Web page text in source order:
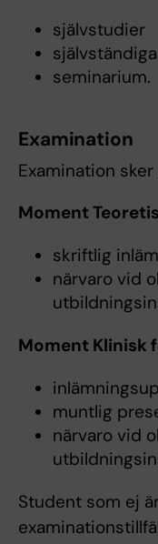
självstudier
seminarium.
Examination
Examination
Moment
skriftlig
närvaro vid
Moment Klinisk
muntlig
närvaro vid
Student som ej